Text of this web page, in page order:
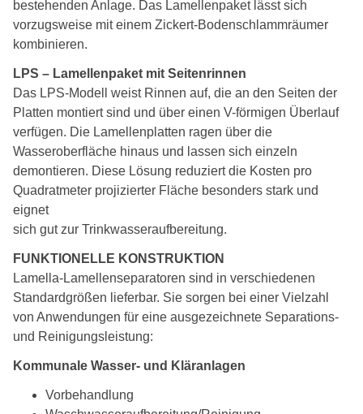
bestehenden Anlage. Das Lamellenpaket lässt sich
vorzugsweise mit einem Zickert-Bodenschlammräumer
kombinieren.
LPS – Lamellenpaket mit Seitenrinnen
Das LPS-Modell weist Rinnen auf, die an den Seiten der
Platten montiert sind und über einen V-förmigen Überlauf
verfügen. Die Lamellenplatten ragen über die
Wasseroberfläche hinaus und lassen sich einzeln
demontieren. Diese Lösung reduziert die Kosten pro
Quadratmeter projizierter Fläche besonders stark und
eignet
sich gut zur Trinkwasseraufbereitung.
FUNKTIONELLE KONSTRUKTION
Lamella-Lamellenseparatoren sind in verschiedenen
Standardgrößen lieferbar. Sie sorgen bei einer Vielzahl
von Anwendungen für eine ausgezeichnete Separations-
und Reinigungsleistung:
Kommunale Wasser- und Kläranlagen
Vorbehandlung